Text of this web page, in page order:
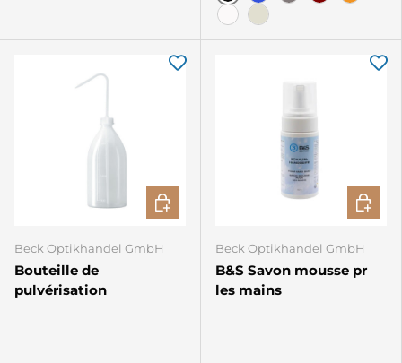
Noir Bleu
Beck Optikhandel GmbH
Bouteille de
pulvérisation
AJOUTER AU PANIER
Beck Optikhandel GmbH
B&S Savon mousse pr
les mains